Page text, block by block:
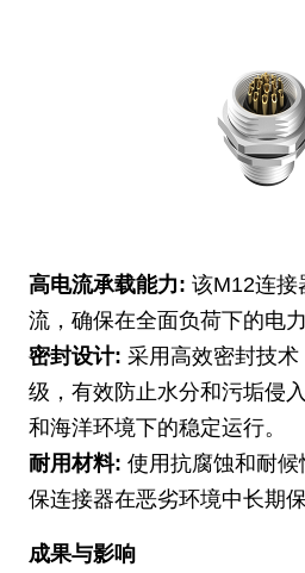
高电流承载能力: 该M12连接
流，确保在全面负荷下的电
密封设计: 采用高效密封技
级，有效防止水分和污垢侵
和海洋环境下的稳定运行。
耐用材料: 使用抗腐蚀和耐
保连接器在恶劣环境中长期
成果与影响